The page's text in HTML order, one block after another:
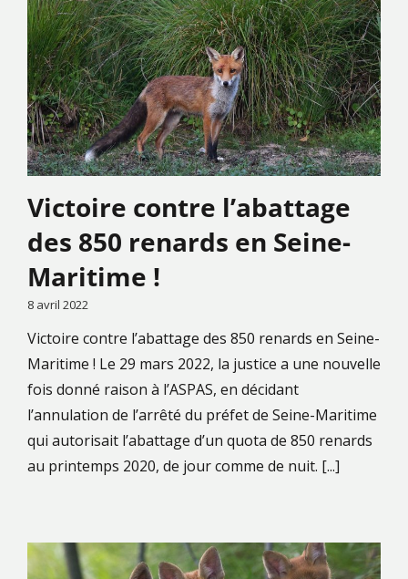
Victoire contre l’abattage
des 850 renards en Seine-
Maritime !
8 avril 2022
Victoire contre l’abattage des 850 renards en Seine-
Maritime ! Le 29 mars 2022, la justice a une nouvelle
fois donné raison à l’ASPAS, en décidant
l’annulation de l’arrêté du préfet de Seine-Maritime
qui autorisait l’abattage d’un quota de 850 renards
au printemps 2020, de jour comme de nuit. [...]